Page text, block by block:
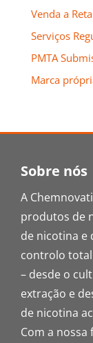
Venda a
Serviços
PMTA
Marca
Sobre nós
A
produtos de
de nicotina e
controlo
– desde o
extração e
de nicotina
Com a